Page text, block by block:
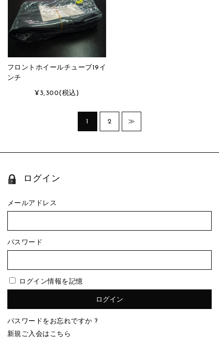
フロントホイールチューブ19イ
ンチ
¥3,300(税込)
1 2 ≫
ログイン
メールアドレス
パスワード
ログイン情報を記憶
パスワードをお忘れですか ?
新規ご入会はこちら